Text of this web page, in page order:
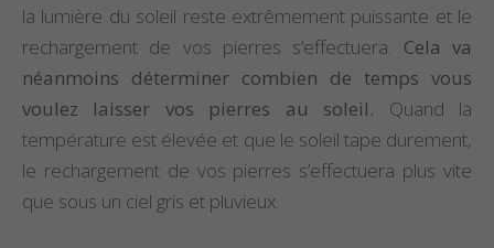
la lumière du soleil reste extrêmement puissante et le
rechargement de vos pierres s’effectuera. Cela va
néanmoins déterminer combien de temps vous
voulez laisser vos pierres au soleil. Quand la
température est élevée et que le soleil tape durement,
le rechargement de vos pierres s’effectuera plus vite
que sous un ciel gris et pluvieux.